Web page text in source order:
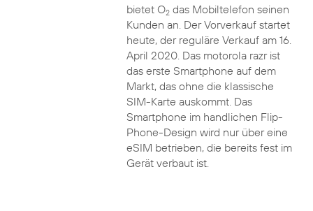
bietet O2das Mobiltelefon seinen
Kunden an. Der Vorverkauf startet
heute, der reguläre Verkauf am 16.
April 2020. Das motorola razr ist
das erste Smartphone auf dem
Markt, das ohne die klassische
SIM-Karte auskommt. Das
Smartphone im handlichen Flip-
Phone-Design wird nur über eine
eSIM betrieben, die bereits fest im
Gerät verbaut ist.